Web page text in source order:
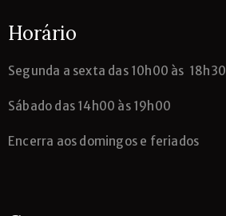
Horário
Segunda a sexta das 10h00 às 18h30
Sábado das 14h00 às 19h00
Encerra aos domingos e feriados